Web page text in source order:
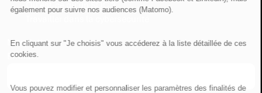
également pour suivre nos audiences (Matomo).
En cliquant sur "Je choisis" vous accéderez à la liste détaillée de ces
cookies.
Vous pouvez modifier et personnaliser les paramètres des finalités de
Qu'est-ce qu'un SOC ?
Newsletter
Email*